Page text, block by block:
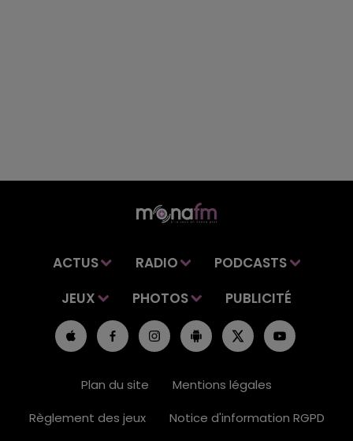
ACTUS RADIO
PODCASTS
JEUX
PHOTOS PUBLICITÉ
Plan du site
Mentions légales
Règlement des jeux
Notice d'information RGPD